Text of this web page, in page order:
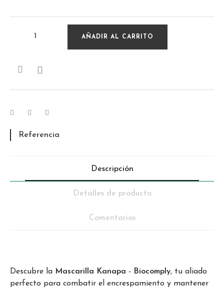
AÑADIR AL CARRITO

Referencia
Descripción
Detalles de producto
Comentarios
Descubre la Mascarilla Kanapa - Biocomply, tu aliado
perfecto para combatir el encrespamiento y mantener